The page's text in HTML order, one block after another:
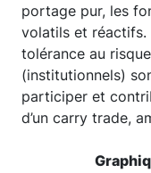
portage pur, les
volatils et réactifs.
tolérance au
(institutionnels)
participer et
d’un carry trade,